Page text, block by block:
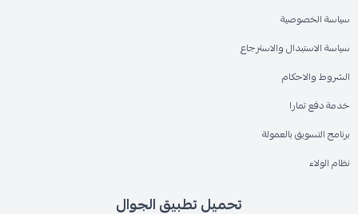
سياسة الخصوصية
سياسة الاستبدال والاسترجاع
الشروط والاحكام
خدمة دفع تمارا
برنامج التسويق بالعمولة
نظام الولاء
تحميل تطبيق الجوال